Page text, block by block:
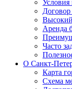
Аренда
Часто
О Санкт-
Карта
Схема